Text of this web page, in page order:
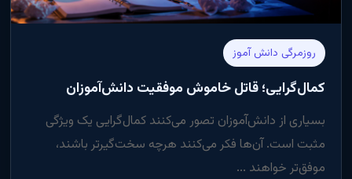
روزمرگی دانش آموز
کمال‌گرایی؛ قاتل خاموش موفقیت دانش‌آموزان
بسیاری از دانش‌آموزان تصور می‌کنند کمال‌گرایی یک ویژگی
مثبت است. آن‌ها فکر می‌کنند هرچه سخت‌گیرتر باشند،
موفق‌تر خواهند ...